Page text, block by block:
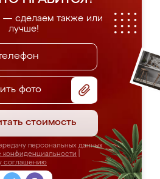
— сделаем также или
лучше!
фото
стоимость
персональных данных
конфиденциальности
соглашению